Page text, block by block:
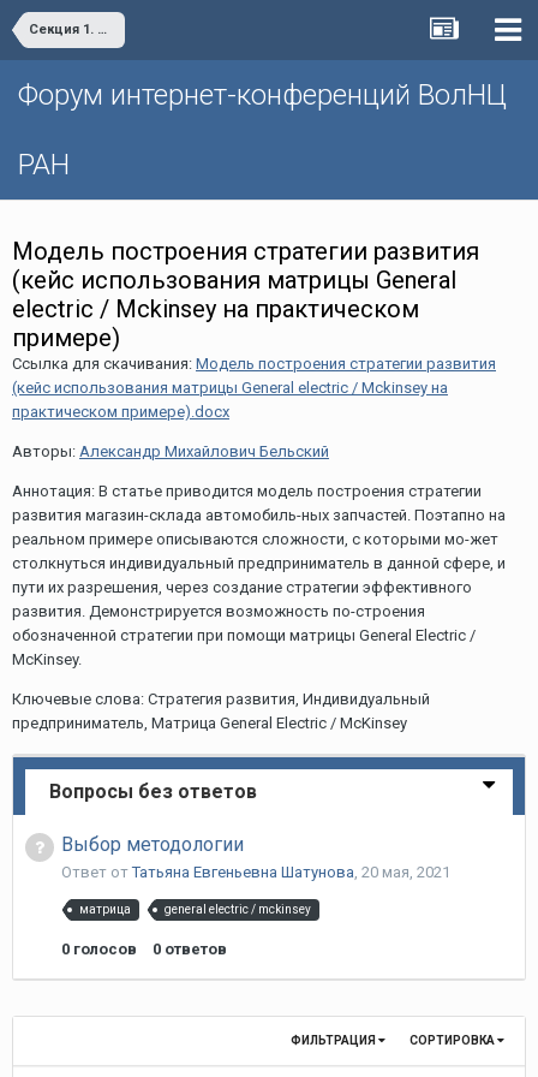
Секция 1. «Проблемы социально-экономического развития и управления территориями»
Форум интернет-конференций ВолНЦ
РАН
Модель построения стратегии развития
(кейс использования матрицы General
electric / Mckinsey на практическом
примере)
Ссылка для скачивания: Модель построения стратегии развития
(кейс использования матрицы General electric / Mckinsey на
практическом примере).docx
Авторы: Александр Михайлович Бельский
Аннотация: В статье приводится модель построения стратегии
развития магазин-склада автомобиль-ных запчастей. Поэтапно на
реальном примере описываются сложности, с которыми мо-жет
столкнуться индивидуальный предприниматель в данной сфере, и
пути их разрешения, через создание стратегии эффективного
развития. Демонстрируется возможность по-строения
обозначенной стратегии при помощи матрицы General Electric /
McKinsey.
Ключевые слова: Стратегия развития, Индивидуальный
предприниматель, Матрица General Electric / McKinsey
Вопросы без ответов
Выбор методологии
Ответ отТатьяна Евгеньевна Шатунова, 20 мая, 2021
матрица general electric / mckinsey
0 голосов 0 ответов
СОРТИРОВКА
ФИЛЬТРАЦИЯ